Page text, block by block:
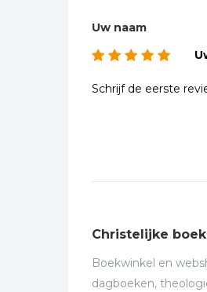
Politiek
Regio |
Romans
Uw naam
Schrijf de eerste
Christelijke
Boekwinkel en
dagboeken,